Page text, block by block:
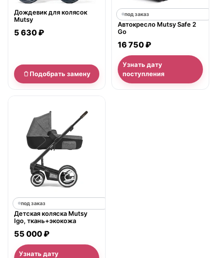
Дождевик для колясок
Mutsy
5 630 ₽
Подобрать замену
под заказ
Автокресло Mutsy Safe 2
Go
16 750 ₽
Узнать дату
поступления
под заказ
Детская коляска Mutsy
Igo, ткань+экокожа
55 000 ₽
Узнать дату